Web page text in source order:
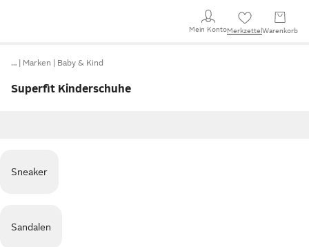
Mein KontoMerkzettel Warenkorb
… Marken Baby & Kind
Superfit Kinderschuhe
Sneaker
Sandalen